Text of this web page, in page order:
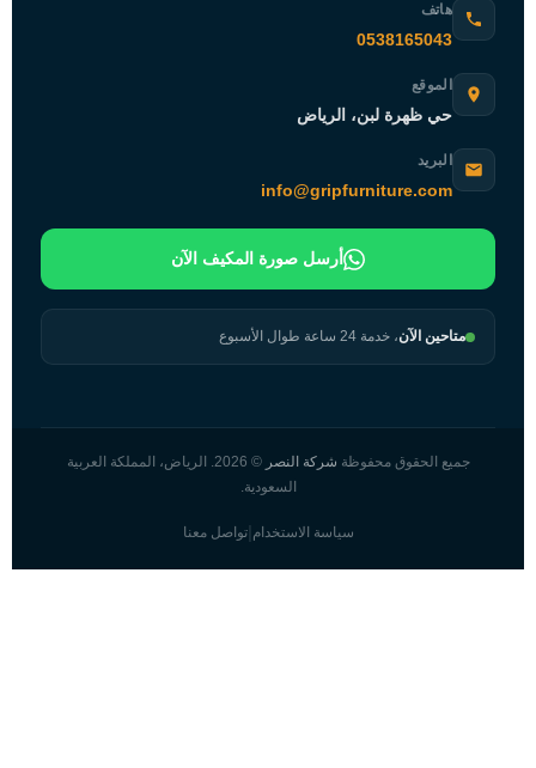
هاتف
0538165043
الموقع
حي ظهرة لبن، الرياض
البريد
info@gripfurniture.com
أرسل صورة المكيف الآن
متاحين الآن، خدمة 24 ساعة طوال الأسبوع
جميع الحقوق محفوظة شركة النصر
© 2026. الرياض، المملكة العربية
السعودية.
سياسة الاستخدام |تواصل معنا